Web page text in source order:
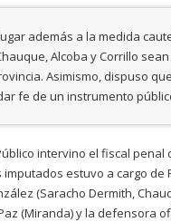
además a la medida
Alcoba y Corrillo
Asimismo, dispuso
fe de un instrumento
intervino el fiscal
estuvo a cargo de
(Saracho Dermith,
(Miranda) y la defensora